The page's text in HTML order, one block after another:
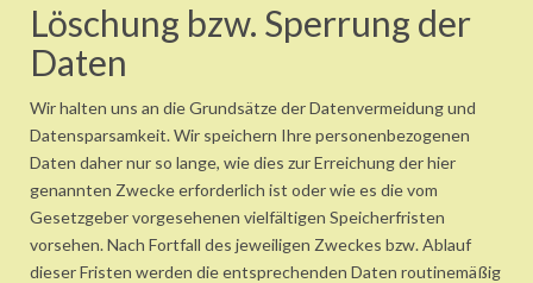
Löschung bzw. Sperrung der
Daten
Wir halten uns an die Grundsätze der Datenvermeidung und
Datensparsamkeit. Wir speichern Ihre personenbezogenen
Daten daher nur so lange, wie dies zur Erreichung der hier
genannten Zwecke erforderlich ist oder wie es die vom
Gesetzgeber vorgesehenen vielfältigen Speicherfristen
vorsehen. Nach Fortfall des jeweiligen Zweckes bzw. Ablauf
dieser Fristen werden die entsprechenden Daten routinemäßig